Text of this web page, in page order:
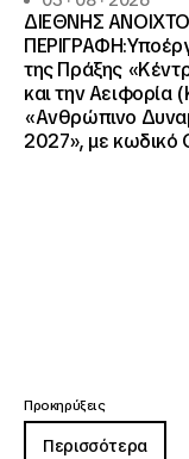
ΔΙΕΘΝΗΣ
της Πράξης
και την Αειφορία
«Ανθρώπινο
2027», με
Προκηρύξεις
Περισσότερα